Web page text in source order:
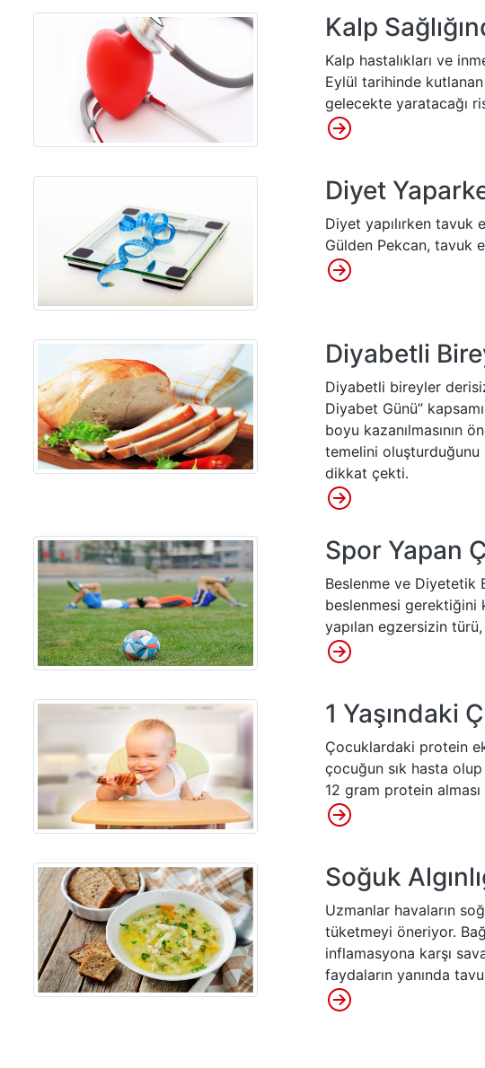
Kalp
Kalp hastalıkları ve
Eylül tarihinde kutlanan
gelecekte yaratacağı
Diyet
Diyet yapılırken tavuk
Gülden Pekcan, tavuk
Diyabetli
Diyabetli bireyler
Diyabet Günü”
boyu kazanılmasının
temelini oluşturduğunu
dikkat çekti.
Spor Yapan
Beslenme ve Diyetetik
beslenmesi gerektiğini
yapılan egzersizin
1 Yaşındaki
Çocuklardaki protein
çocuğun sık hasta
12 gram protein
Soğuk
Uzmanlar havaların
tüketmeyi öneriyor.
inflamasyona karşı
faydaların yanında